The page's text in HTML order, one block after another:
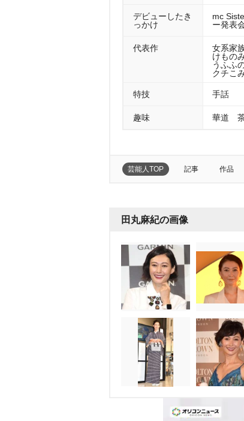
デビューしたき
っかけ
mc
ー発表
代表作
女系家
けもの
うふふ
クチこ
特技 手話
趣味 華道
芸能人TOP 記事 作品
田丸麻紀の画像